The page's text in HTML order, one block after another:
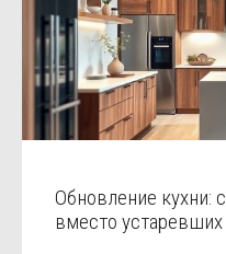
Обновление кухни:
вместо